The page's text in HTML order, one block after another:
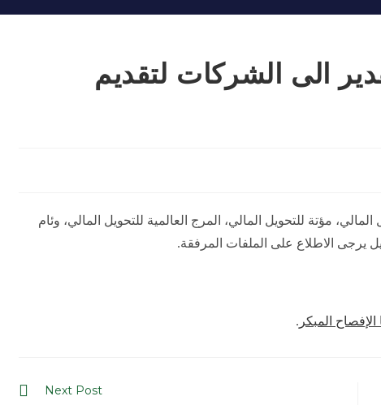
الى الشركات لتقديم
مؤتة للتحويل المالي، المرج العالمية للتحويل المالي، وئام
يرجى الاطلاع على الملفات المرفقة.
المبكر .
Next Post